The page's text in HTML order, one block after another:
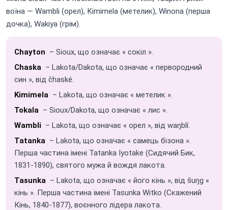
воїна — Wambli (орел), Kimimela (метелик), Winona (перша
дочка), Wakiya (грім).
Chayton – Sioux, що означає « сокіл ».
Chaska – Lakota/Dakota, що означає « первородний
син », від čhaské.
Kimimela – Lakota, що означає « метелик ».
Tokala – Sioux/Dakota, що означає « лис ».
Wambli – Lakota, що означає « орел », від waŋblí.
Tatanka – Lakota, що означає « самець бізона ».
Перша частина імені Tatanka Iyotake (Сидячий Бик,
1831-1890), святого мужа й вождя лакота.
Tasunka – Lakota, що означає « його кінь », від šuŋg «
кінь ». Перша частина імені Tasunka Witko (Скажений
Кінь, 1840-1877), воєнного лідера лакота.